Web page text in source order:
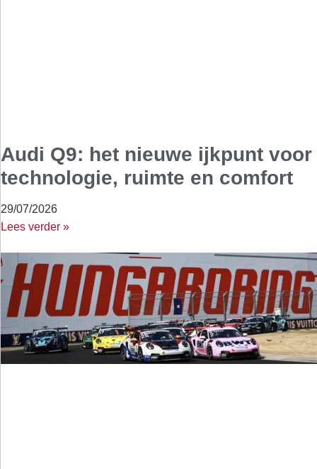
Audi Q9: het nieuwe ijkpunt voor
technologie, ruimte en comfort
29/07/2026
Lees verder »